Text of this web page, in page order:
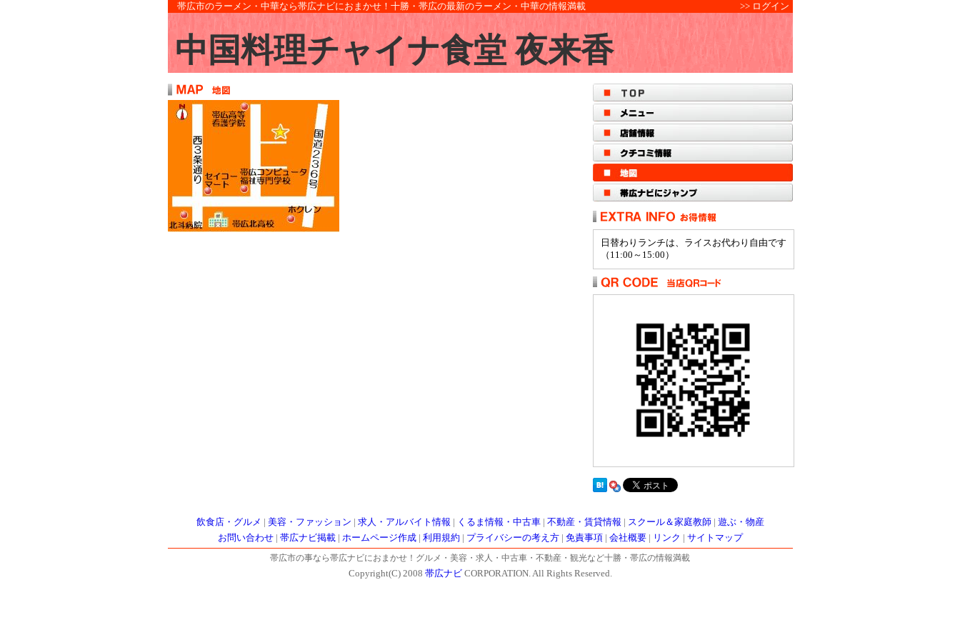
帯広市のラーメン・中華なら帯広ナビにおまかせ！十勝・帯広の最新のラーメン・中華の情報満載 >> ログイン
中国料理チャイナ食堂 夜来香
日替わりランチは、ライスお代わり自由です
（11:00～15:00）
飲食店・グルメ 美容・ファッション 求人・アルバイト情報 くるま情報・中古車| 不動産・賃貸情報 スクール＆家庭教師
遊ぶ・物産
お問い合わせ| 帯広ナビ掲載| ホームページ作成| 利用規約 プライバシーの考え方| 免責事項 会社概要| リンク
サイトマップ
帯広市の事なら帯広ナビにおまかせ！グルメ・美容・求人・中古車・不動産・観光など十勝・帯広の情報満載
Copyright(C) 2008 帯広ナビCORPORATION. All Rights Reserved.